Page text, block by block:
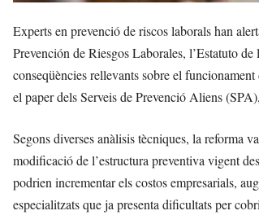
Experts en prevenció de riscos laborals han
Prevención de Riesgos Laborales, l’Estatuto
conseqüències rellevants sobre el
el paper dels Serveis de Prevenció Aliens
Segons diverses anàlisis tècniques, la reforma
modificació de l’estructura preventiva vigent
podrien incrementar els costos empresarials,
especialitzats que ja presenta dificultats per